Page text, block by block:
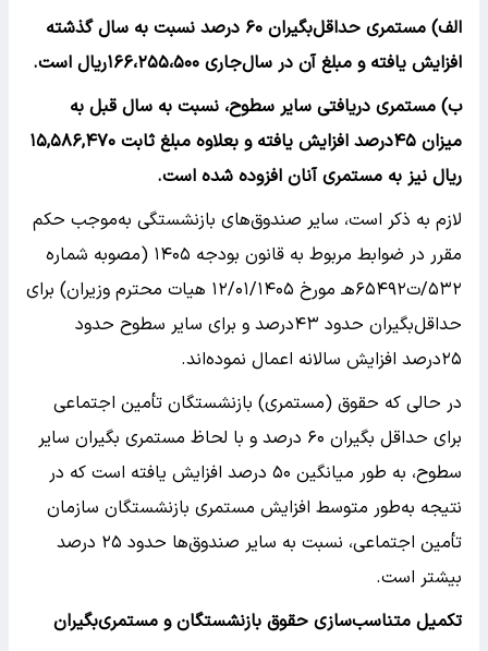
الف) مستمری حداقل‌بگیران ۶۰ درصد نسبت به سال گذشته
افزایش یافته و مبلغ آن در سال‌جاری ۱۶۶،۲۵۵،۵۰۰ریال است.
ب) مستمری دریافتی سایر سطوح، نسبت به سال قبل به
میزان ۴۵درصد افزایش یافته و بعلاوه مبلغ ثابت ۱۵,۵۸۶,۴۷۰
ریال نیز به مستمری آنان افزوده شده است.
لازم به ذکر است، سایر صندوق‌های بازنشستگی به‌موجب حکم
مقرر در ضوابط مربوط به قانون بودجه ۱۴۰۵ (مصوبه شماره
۵۳۲‌/ت۶۵۴۹۲هـ مورخ ۱۲‌/۰۱‌/۱۴۰۵ هیات محترم وزیران) برای
حداقل‌بگیران حدود ۴۳درصد و برای سایر سطوح حدود
۲۵درصد افزایش سالانه اعمال نموده‌اند.
در حالی که حقوق (مستمری) بازنشستگان تأمین اجتماعی
برای حداقل بگیران ۶۰ درصد و با لحاظ مستمری بگیران سایر
سطوح، به طور میانگین ۵۰ درصد افزایش یافته است که در
نتیجه به‌طور متوسط افزایش مستمری بازنشستگان سازمان
تأمین اجتماعی، نسبت به سایر صندوق‌ها حدود ۲۵ درصد
بیشتر است.
تکمیل متناسب‌سازی حقوق بازنشستگان و مستمری‌بگیران